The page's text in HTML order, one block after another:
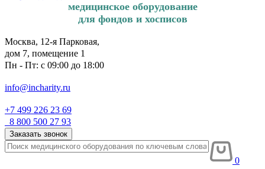
медицинское оборудование
для фондов и хосписов
Москва, 12-я Парковая,
дом 7, помещение 1
Пн - Пт: с 09:00 до 18:00
info@incharity.ru
+7 499 226 23 69
8 800 500 27 93
Заказать звонок
0